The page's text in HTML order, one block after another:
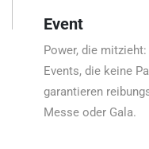
Event
Power, die
Events, die keine
garantieren
Messe oder Gala.